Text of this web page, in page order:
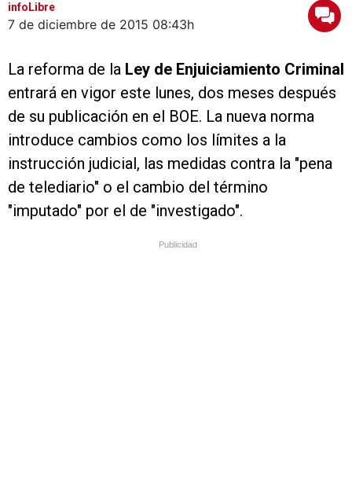
infoLibre
7 de diciembre de 2015 08:43h
La reforma de la Ley de Enjuiciamiento Criminal
entrará en vigor este lunes, dos meses después
de su publicación en el BOE. La nueva norma
introduce cambios como los límites a la
instrucción judicial, las medidas contra la "pena
de telediario" o el cambio del término
"imputado" por el de "investigado".
Publicidad